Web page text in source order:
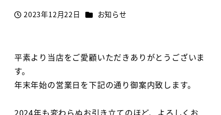
投稿日
2023年12月22日 カテゴリー
お知らせ
平素より当店をご愛顧いただきありがとうございま
す。
年末年始の営業日を下記の通り御案内致します。
2024年も変わらぬお引き立てのほど、よろしくお